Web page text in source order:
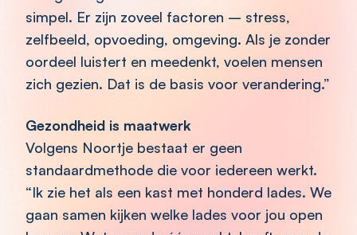
simpel. Er zijn zoveel factoren – stress,
zelfbeeld, opvoeding, omgeving. Als je zonder
oordeel luistert en meedenkt, voelen mensen
zich gezien. Dat is de basis voor verandering.”
Gezondheid is maatwerk
Volgens Noortje bestaat er geen
standaardmethode die voor iedereen werkt.
“Ik zie het als een kast met honderd lades. We
gaan samen kijken welke lades voor jou open